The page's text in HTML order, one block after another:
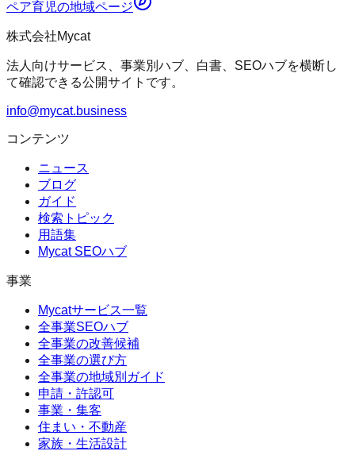
ペア育児の地域ページ
株式会社Mycat
法人向けサービス、事業別ハブ、白書、SEOハブを横断し
て確認できる公開サイトです。
info@mycat.business
コンテンツ
ニュース
ブログ
ガイド
検索トピック
用語集
Mycat SEOハブ
事業
Mycatサービス一覧
全事業SEOハブ
全事業の改善候補
全事業の選び方
全事業の地域別ガイド
申請・許認可
事業・集客
住まい・不動産
家族・生活設計